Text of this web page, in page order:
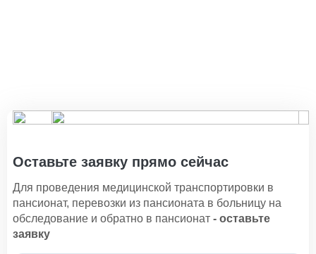
1 300 ₽
1 150 ₽
Пансионат для пожилых с деменцией
1 100 ₽
Пансионат для престарелых с артрозом
Оставьте заявку прямо сейчас
Для проведения медицинской транспортировки в
пансионат, перевозки из пансионата в больницу на
обследование и обратно в пансионат - оставьте
заявку